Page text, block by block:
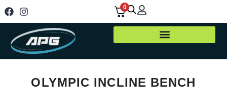
0
OLYMPIC INCLINE BENCH